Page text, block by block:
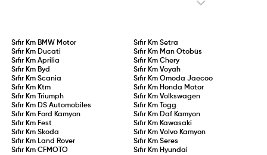
Sıfır Km BMW Motor Sıfır Km Setra
Sıfır Km Ducati Sıfır Km Man Otobüs
Sıfır KmAprilia Sıfır Km Chery
Sıfır Km Byd Sıfır Km Voyah
Sıfır KmScania Sıfır Km Omoda Jaecoo
Sıfır Km Ktm Sıfır Km Honda Motor
Sıfır Km
Triumph Sıfır Km Volkswagen
Sıfır Km DS Automobiles Sıfır Km
Togg
Sıfır Km Ford Kamyon Sıfır Km Daf Kamyon
Sıfır Km Fest Sıfır Km Kawasaki
Sıfır KmSkoda Sıfır Km Volvo Kamyon
Sıfır Km Land Rover Sıfır Km Seres
Sıfır KmCFMOTO Sıfır Km Hyundai